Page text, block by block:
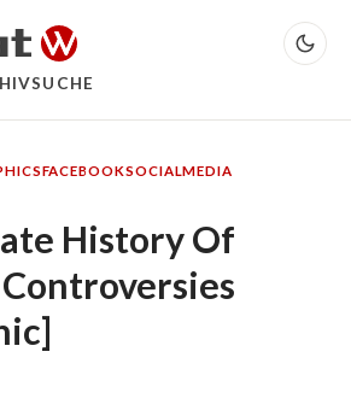
SUCHE
FACEBOOKSOCIALMEDIA
History Of